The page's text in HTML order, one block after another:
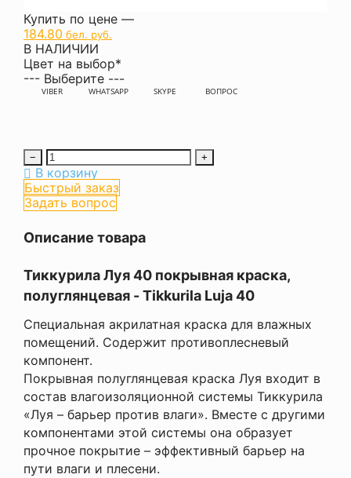
Купить по цене —
184.80 бел. руб.
В НАЛИЧИИ
Цвет на выбор*
--- Выберите ---
VIBER WHATSAPP SKYPE ВОПРОС
− +
В корзину
Быстрый заказ
Задать вопрос
Описание товара
Тиккурила Луя 40 покрывная краска,
полуглянцевая - Tikkurila Luja 40
Специальная акрилатная краска для влажных
помещений. Содержит противоплесневый
компонент.
Покрывная полуглянцевая краска Луя входит в
состав влагоизоляционной системы Тиккурила
«Луя – барьер против влаги». Вместе с другими
компонентами этой системы она образует
прочное покрытие – эффективный барьер на
пути влаги и плесени.